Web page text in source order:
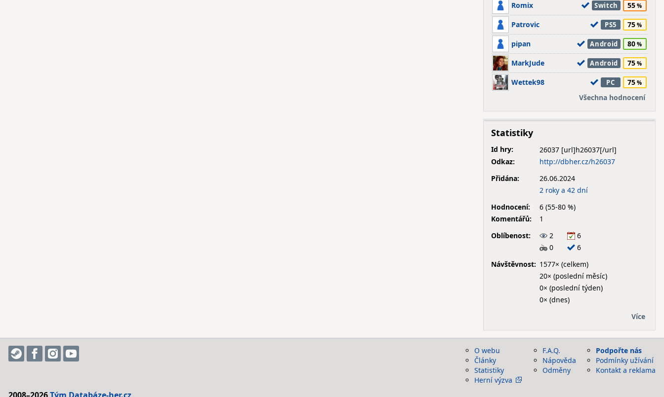
Romix Switch 55
Patrovic PS5 75
pipan Android 80
MarkJude Android 75
Wettek98 PC
75
Všechna hodnocení
Statistiky
Id hry:
26037
Odkaz:
http://dbher.cz/h26037
Přidána:
26.06.2024
2 roky a 42 dní
Hodnocení:
6 (55-80 %)
Komentářů:
1
Oblíbenost:
2
6
0
6
Návštěvnost: 1577× (celkem)
20× (poslední měsíc)
0× (poslední týden)
0× (dnes)
Více
O webu
Články
Statistiky
Herní výzva
F.A.Q.
Nápověda
Odměny
Podpořte nás
Podmínky užívání
Kontakt a reklama